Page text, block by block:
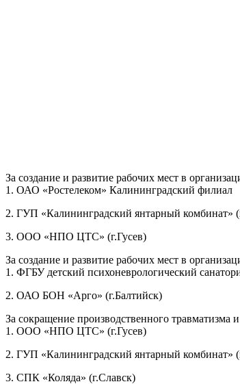
За создание и развитие рабочих мест в
1. ОАО «Ростелеком» Калининградский филиал
2. ГУП «Калининградский янтарный комбинат»
3. ООО «НПО ЦТС» (г.Гусев)
За создание и развитие рабочих мест в
1. ФГБУ детский психоневрологический
2. ОАО БОН «Арго» (г.Балтийск)
За сокращение производственного травматизма
1. ООО «НПО ЦТС» (г.Гусев)
2. ГУП «Калининградский янтарный комбинат»
3. СПК «Коляда» (г.Славск)